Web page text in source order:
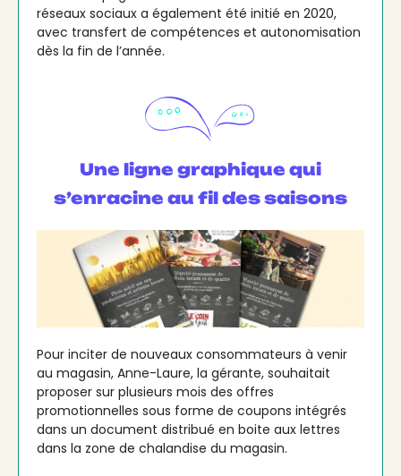
réseaux sociaux a également été initié en 2020,
avec transfert de compétences et autonomisation
dès la fin de l’année.
Une ligne graphique qui
s’enracine au fil des saisons
Pour inciter de nouveaux consommateurs à venir
au magasin, Anne-Laure, la gérante, souhaitait
proposer sur plusieurs mois des offres
promotionnelles sous forme de coupons intégrés
dans un document distribué en boite aux lettres
dans la zone de chalandise du magasin.